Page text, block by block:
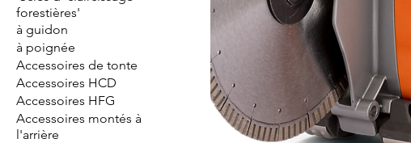
forestières'
à guidon
à poignée
Accessoires de tonte
Accessoires HCD
Accessoires HFG
Accessoires montés à
l'arrière